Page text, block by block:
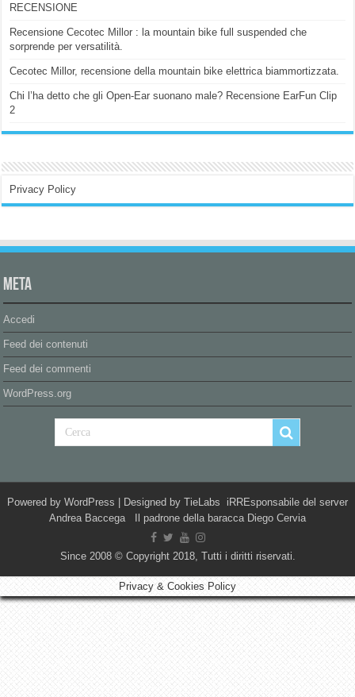
RECENSIONE
Recensione Cecotec Millor : la mountain bike full suspended che
sorprende per versatilità.
Cecotec Millor, recensione della mountain bike elettrica biammortizzata.
Chi l’ha detto che gli Open-Ear suonano male? Recensione EarFun Clip
2
Privacy Policy
Meta
Accedi
Feed dei contenuti
Feed dei commenti
WordPress.org
Powered by WordPress | Designed by TieLabs iRREsponsabile del server
Andrea Baccega Il padrone della baracca Diego Cervia
Since 2008 © Copyright 2018, Tutti i diritti riservati.
Privacy & Cookies Policy